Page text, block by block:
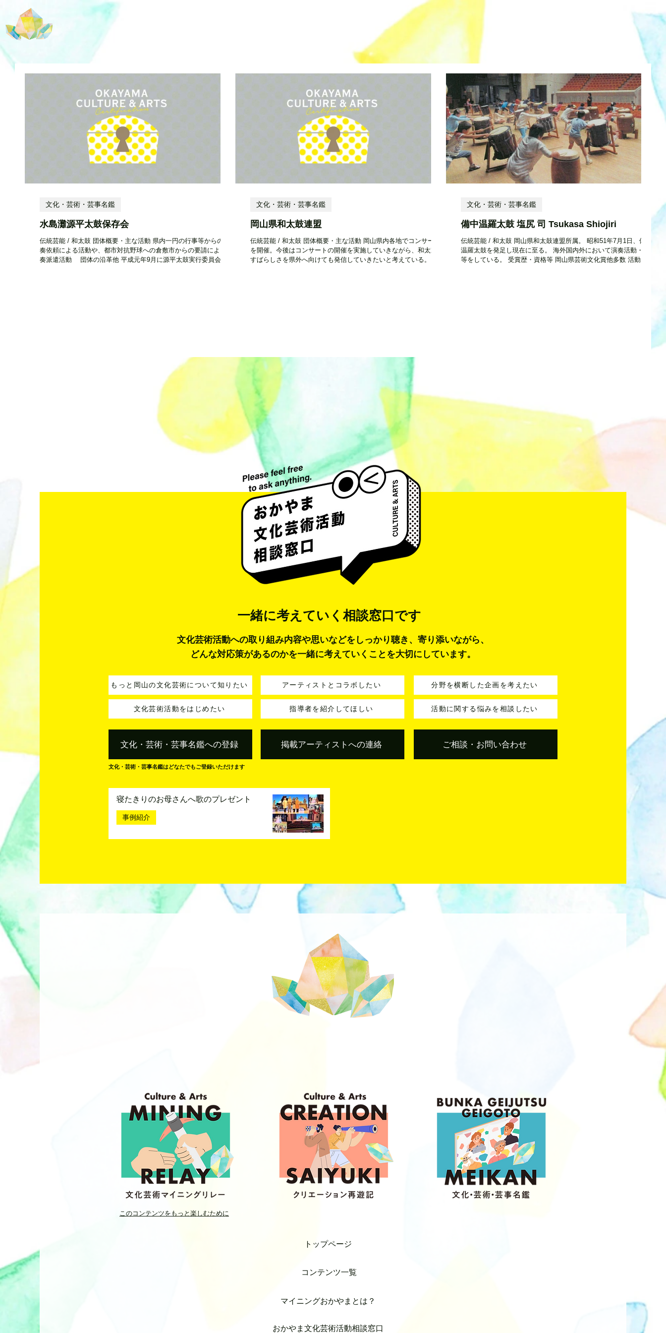
水島灘源平太鼓保存会
伝統芸能 / 和太鼓 団体概要・主な活動 県内一円の行事等からの演
奏依頼による活動や、都市対抗野球への倉敷市からの要請による演
奏派遣活動 団体の沿革他 平成元年9月に源平太鼓実行委員会を結
文化・芸術・芸事名鑑
岡山県和太鼓連盟
伝統芸能 / 和太鼓 団体概要・主な活動 岡山県内各地でコンサート
を開催。今後はコンサートの開催を実施していきながら、和太鼓の
すばらしさを県外へ向けても発信していきたいと考えている。 団体
文化・芸術・芸事名鑑
備中温羅太鼓 塩尻 司 Tsukasa Shiojiri
伝統芸能 / 和太鼓 岡山県和太鼓連盟所属。 昭和51年7月1日、備中
温羅太鼓を発足し現在に至る。 海外国内外において演奏活動・指導
等をしている。 受賞歴・資格等 岡山県芸術文化賞他多数 活動エリ
文化・芸術・芸事名鑑
一緒に考えていく 相談窓口です
文化芸術活動への取り組み内容や思いなどをしっかり聴き、寄り添いながら、
どんな対応策があるのかを一緒に考えていくことを大切にしています。
もっと岡山の文化芸術について知りたい
文化芸術活動をはじめたい
アーティストとコラボしたい
指導者を紹介してほしい
分野を横断した企画を考えたい
活動に関する悩みを相談したい
文化・芸術・芸事名鑑への登録 掲載アーティストへの連絡 ご相談・お問い合わせ
文化・芸術・芸事名鑑はどなたでもご登録いただけます
寝たきりのお母さんへ歌のプレゼント
事例紹介
このコンテンツをもっと楽しむために
トップページ
コンテンツ一覧
マイニングおかやまとは？
おかやま文化芸術活動相談窓口